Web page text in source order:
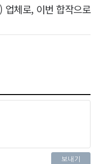
업체로, 이번 합작으로